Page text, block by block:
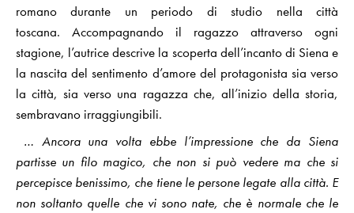
romano durante un periodo di studio nella città
toscana. Accompagnando il ragazzo attraverso ogni
stagione, l’autrice descrive la scoperta dell’incanto di Siena e
la nascita del sentimento d’amore del protagonista sia verso
la città, sia verso una ragazza che, all’inizio della storia,
sembravano irraggiungibili.
… Ancora una volta ebbe l’impressione che da Siena
partisse un filo magico, che non si può vedere ma che si
percepisce benissimo, che tiene le persone legate alla città. E
non soltanto quelle che vi sono nate, che è normale che le